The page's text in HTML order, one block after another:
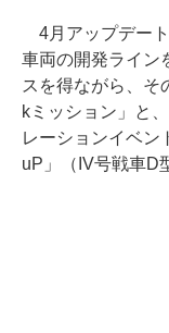
4月アップデー
車両の開発ライン
スを得ながら、そ
kミッション」と
レーションイベン
uP」（IV号戦車D